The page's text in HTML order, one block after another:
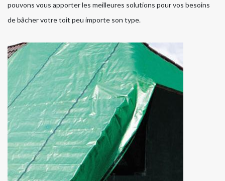
pouvons vous apporter les meilleures solutions pour vos besoins
de bâcher votre toit peu importe son type.